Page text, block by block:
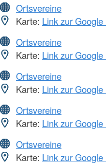
Ortsvereine
Karte: Link zur
Ortsvereine
Karte: Link zur
Ortsvereine
Karte: Link zur
Ortsvereine
Karte: Link zur
Ortsvereine
Karte: Link zur